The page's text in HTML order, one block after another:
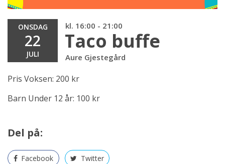
ONSDAG
22
JULI
kl. 16:00 - 21:00
Taco buffe
Aure Gjestegård
Pris Voksen: 200 kr
Barn Under 12 år: 100 kr
Del på:
Facebook Twitter